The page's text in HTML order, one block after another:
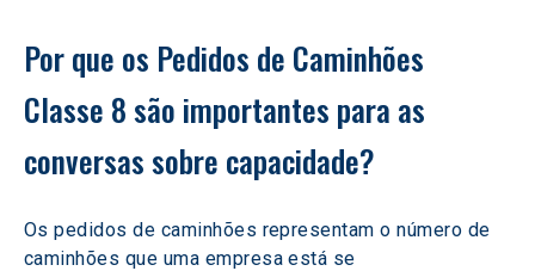
Por que os Pedidos de Caminhões
Classe 8 são importantes para as
conversas sobre capacidade?
Os pedidos de caminhões representam o número de
caminhões que uma empresa está se